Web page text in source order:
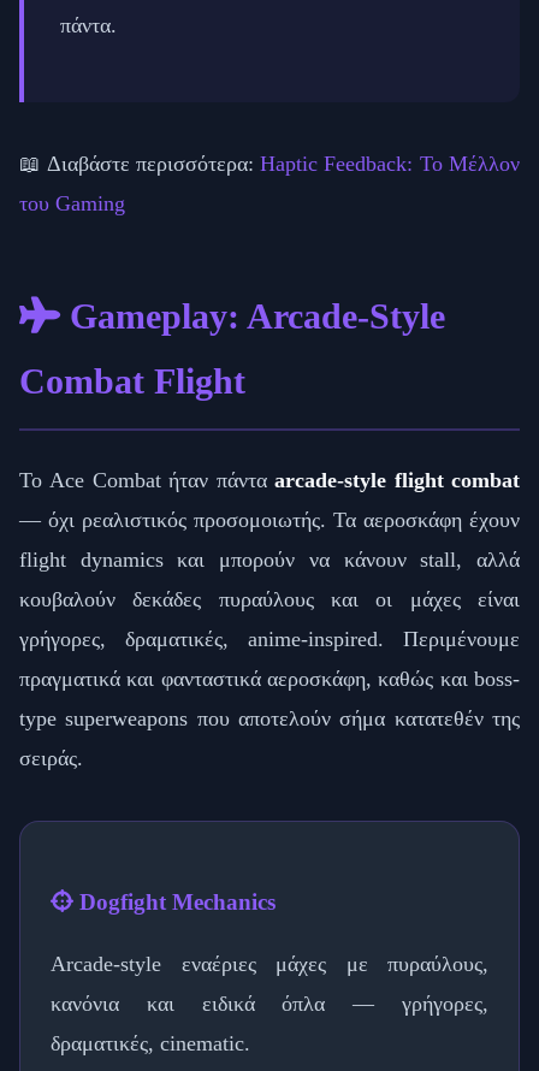
πάντα.
📖 Διαβάστε περισσότερα:Haptic Feedback: Το Μέλλον
του Gaming
Gameplay: Arcade-Style
Combat Flight
Το Ace Combat ήταν πάνταarcade-style flight combat
— όχι ρεαλιστικός προσομοιωτής. Τα αεροσκάφη έχουν
flight dynamics και μπορούν να κάνουν stall, αλλά
κουβαλούν δεκάδες πυραύλους και οι μάχες είναι
γρήγορες, δραματικές, anime-inspired. Περιμένουμε
πραγματικά και φανταστικά αεροσκάφη, καθώς και boss-
type superweapons που αποτελούν σήμα κατατεθέν της
σειράς.
Dogfight Mechanics
Arcade-style εναέριες μάχες με πυραύλους,
κανόνια και ειδικά όπλα — γρήγορες,
δραματικές, cinematic.